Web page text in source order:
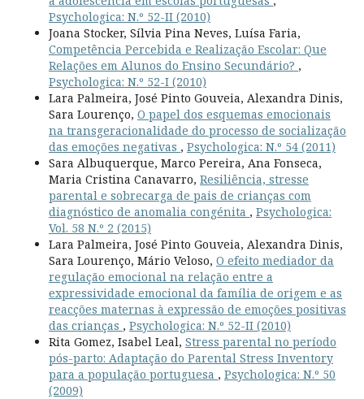
Psychologica: N.º 52-II (2010)
Joana Stocker, Sílvia Pina Neves, Luísa Faria,
Competência Percebida e Realização Escolar: Que
Relações em Alunos do Ensino Secundário? ,
Psychologica: N.º 52-I (2010)
Lara Palmeira, José Pinto Gouveia, Alexandra Dinis,
Sara Lourenço, O papel dos esquemas emocionais
na transgeracionalidade do processo de socialização
das emoções negativas , Psychologica: N.º 54 (2011)
Sara Albuquerque, Marco Pereira, Ana Fonseca,
Maria Cristina Canavarro, Resiliência, stresse
parental e sobrecarga de pais de crianças com
diagnóstico de anomalia congénita , Psychologica:
Vol. 58 N.º 2 (2015)
Lara Palmeira, José Pinto Gouveia, Alexandra Dinis,
Sara Lourenço, Mário Veloso, O efeito mediador da
regulação emocional na relação entre a
expressividade emocional da família de origem e as
reacções maternas à expressão de emoções positivas
das crianças , Psychologica: N.º 52-II (2010)
Rita Gomez, Isabel Leal, Stress parental no período
pós-parto: Adaptação do Parental Stress Inventory
para a população portuguesa , Psychologica: N.º 50
(2009)